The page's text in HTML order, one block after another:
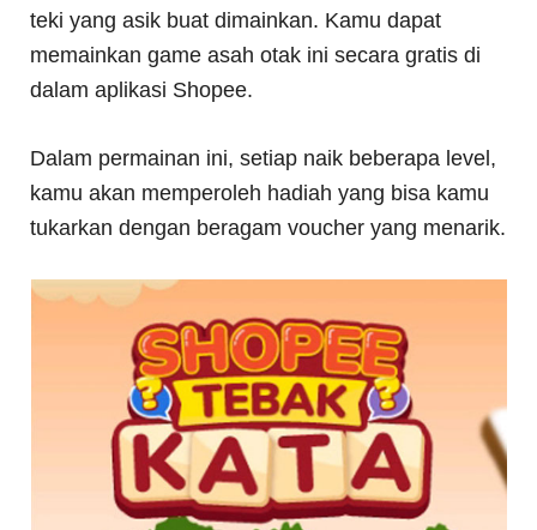
teki yang asik buat dimainkan. Kamu dapat
memainkan game asah otak ini secara gratis di
dalam aplikasi Shopee.
Dalam permainan ini, setiap naik beberapa level,
kamu akan memperoleh hadiah yang bisa kamu
tukarkan dengan beragam voucher yang menarik.